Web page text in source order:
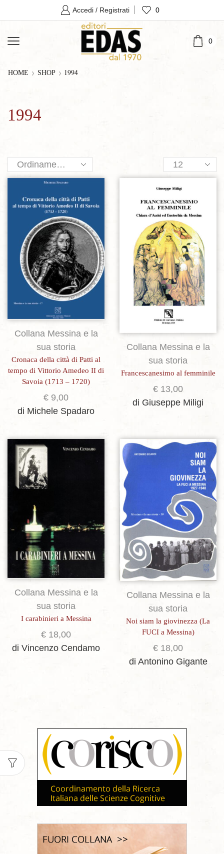
Accedi / Registrati 0
0
HOME SHOP 1994
1994
Products
per
page
Aggiungi alla lista dei desideri
Collana Messina e la
sua storia
Cronaca della città di Patti al
tempo di Vittorio Amedeo II di
Savoia (1713 – 1720)
€ 9,00
di Michele Spadaro
Aggiungi alla lista dei desideri
Collana Messina e la
sua storia
Francescanesimo al femminile
€ 13,00
di Giuseppe Miligi
Aggiungi alla lista dei desideri
Collana Messina e la
sua storia
I carabinieri a Messina
€ 18,00
di Vincenzo Cendamo
Aggiungi alla lista dei desideri
Collana Messina e la
sua storia
Noi siam la giovinezza (La
FUCI a Messina)
€ 18,00
di Antonino Gigante